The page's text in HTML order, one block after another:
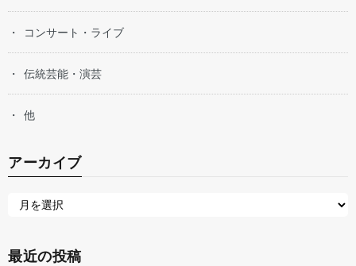
コンサート・ライブ
伝統芸能・演芸
他
アーカイブ
最近の投稿